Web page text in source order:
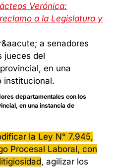
Verónica:
a la Legislatura y
departamentales con los
en una instancia de
la Ley N° 7.945,
Procesal Laboral, con
, agilizar los